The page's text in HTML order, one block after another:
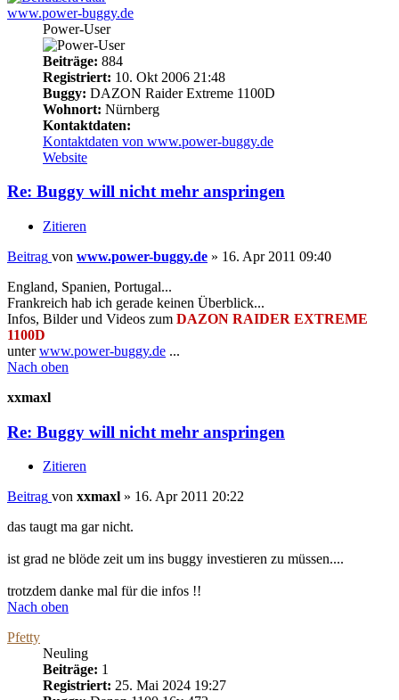
www.power-buggy.de
Power-User
Beiträge: 884
Registriert: 10. Okt 2006 21:48
Buggy: DAZON Raider Extreme 1100D
Wohnort: Nürnberg
Kontaktdaten:
Kontaktdaten von www.power-buggy.de
Website
Re: Buggy will nicht mehr anspringen
Zitieren
Beitrag von www.power-buggy.de » 16. Apr 2011 09:40
England, Spanien, Portugal...
Frankreich hab ich gerade keinen Überblick...
Infos, Bilder und Videos zum DAZON RAIDER EXTREME
1100D
unterwww.power-buggy.de ...
Nach oben
xxmaxl
Re: Buggy will nicht mehr anspringen
Zitieren
Beitrag von xxmaxl » 16. Apr 2011 20:22
das taugt ma gar nicht.
ist grad ne blöde zeit um ins buggy investieren zu müssen....
trotzdem danke mal für die infos !!
Nach oben
Pfetty
Neuling
Beiträge: 1
Registriert: 25. Mai 2024 19:27